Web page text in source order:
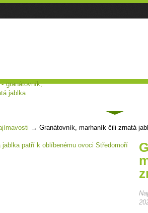
granátovník,
jablkaPoradna a diskuse
→ Granátovník, marhaník čili zrnatá